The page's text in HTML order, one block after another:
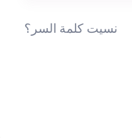
نسيت كلمة السر؟